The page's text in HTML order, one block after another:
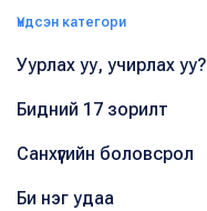
Үндсэн категори
Уурлах уу, учирлах уу?
Бидний 17 зорилт
Санхүүгийн боловсрол
Би нэг удаа